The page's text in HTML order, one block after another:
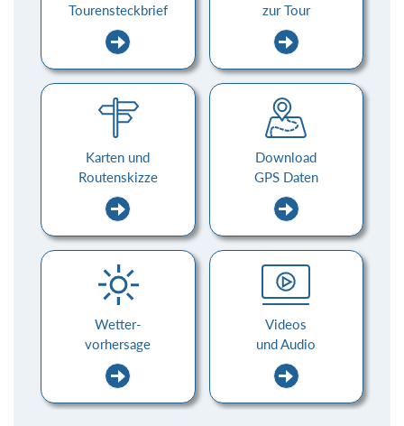
Tourensteckbrief
zur Tour
Karten und
Routenskizze
Download
GPS Daten
Wetter-
vorhersage
Videos
und Audio